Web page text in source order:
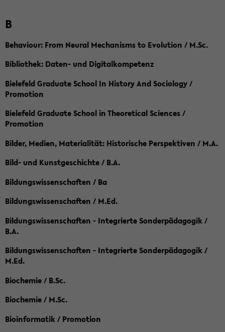
B
Behaviour: From Neural Mechanisms to Evolution / M.Sc.
Bibliothek: Daten- und Digitalkompetenz
Bielefeld Graduate School In History And Sociology /
Promotion
Bielefeld Graduate School in Theoretical Sciences /
Promotion
Bilder, Medien, Materialität: Historische Perspektiven / M.A.
Bild- und Kunstgeschichte / B.A.
Bildungswissenschaften / Ba
Bildungswissenschaften / M.Ed.
Bildungswissenschaften - Integrierte Sonderpädagogik /
B.A.
Bildungswissenschaften - Integrierte Sonderpädagogik /
M.Ed.
Biochemie / B.Sc.
Biochemie / M.Sc.
Bioinformatik / Promotion